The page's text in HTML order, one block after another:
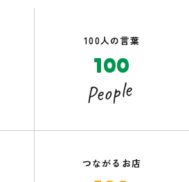
100人の言葉
100
People
つながるお店